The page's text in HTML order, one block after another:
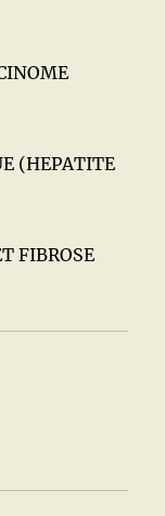
(HEPATITE
FIBROSE